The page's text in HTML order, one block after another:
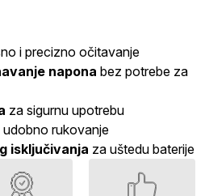
i precizno očitavanje
napona bez potrebe za
za sigurnu upotrebu
udobno rukovanje
isključivanja za uštedu baterije